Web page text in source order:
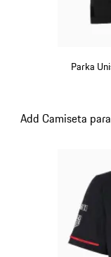
Parka
Add Camiseta
Diapositiva 7 de 20